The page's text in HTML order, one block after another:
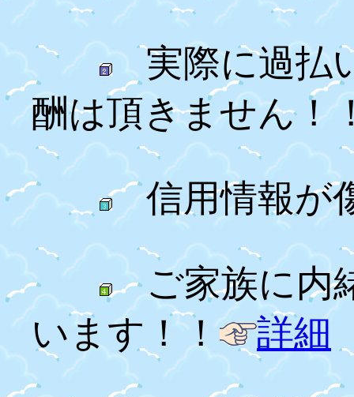
実際に過払
酬は頂きません！
信用情報が
ご家族に内
います！！
詳細